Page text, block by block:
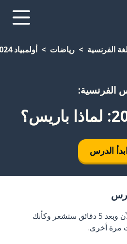
الفرنسية رياضات أولمبياد 2024: لماذا باريس؟
الفرنسية:
ابدأ الدرس
انغمس في هذا الدرس الآن وبعد 5 دقائق ستشعر وكأنك
مرة أخرى.